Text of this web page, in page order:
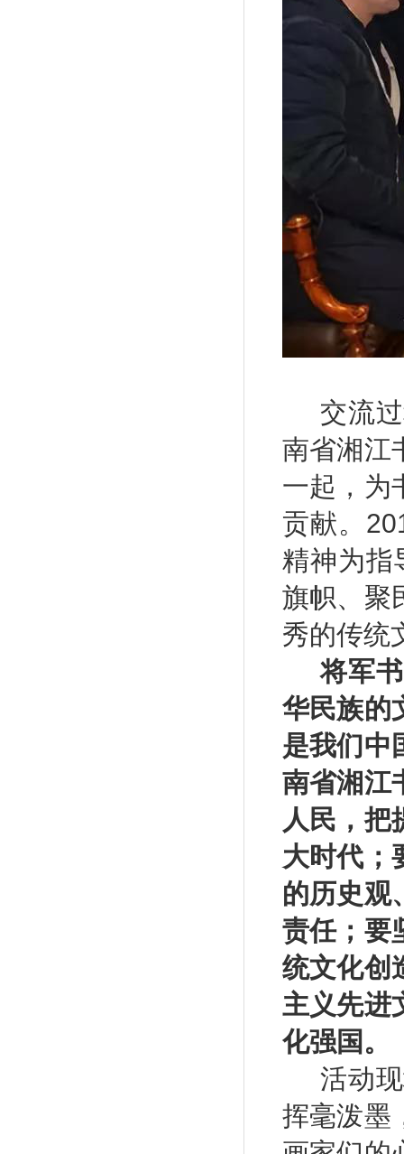
交流
南省湘江
一起，为
贡献。
精神为指
旗帜、聚
秀的传统
将军
华民族的
是我们中
南省湘江
人民，把
大时代；
的历史观
责任；要
统文化创
主义先进
化强国。
活动
挥毫泼墨